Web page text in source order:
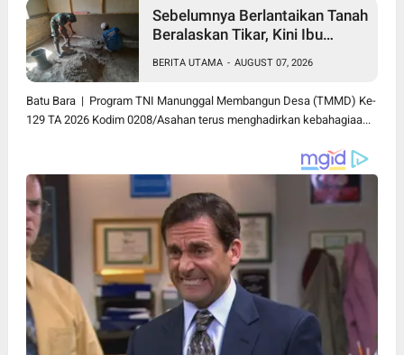
Sebelumnya Berlantaikan Tanah
Beralaskan Tikar, Kini Ibu
yang Layak Berkat Satgas
TMMD Ke-129 Kodim
0208/Asahan
BERITA UTAMA - AUGUST 07, 2026
Batu Bara | Program TNI Manunggal Membangun Desa (TMMD) Ke-
129 TA 2026 Kodim 0208/Asahan terus menghadirkan kebahagiaa...